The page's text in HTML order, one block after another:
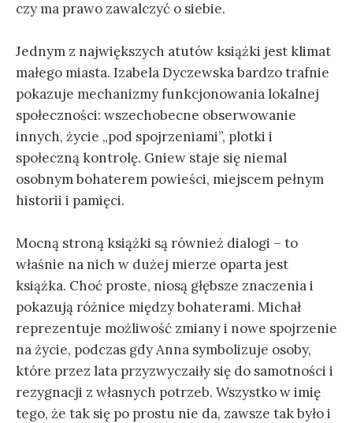
czy ma prawo zawalczyć o siebie.
Jednym z największych atutów książki jest klimat
małego miasta. Izabela Dyczewska bardzo trafnie
pokazuje mechanizmy funkcjonowania lokalnej
społeczności: wszechobecne obserwowanie
innych, życie „pod spojrzeniami”, plotki i
społeczną kontrolę. Gniew staje się niemal
osobnym bohaterem powieści, miejscem pełnym
historii i pamięci.
Mocną stroną książki są również dialogi – to
właśnie na nich w dużej mierze oparta jest
książka. Choć proste, niosą głębsze znaczenia i
pokazują różnice między bohaterami. Michał
reprezentuje możliwość zmiany i nowe spojrzenie
na życie, podczas gdy Anna symbolizuje osoby,
które przez lata przyzwyczaiły się do samotności i
rezygnacji z własnych potrzeb. Wszystko w imię
tego, że tak się po prostu nie da, zawsze tak było i